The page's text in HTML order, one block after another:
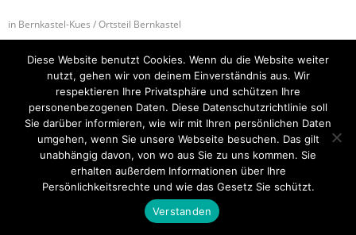
in Bernkastel-Kues / Ortsteil Bernkastel
B-2 BRANDMELDEANLAGE S1 – Einsatz nach Rücksprache
Startseite Einsätze Mitglied werden Über uns
Bilder
Kontakt
Theme byThink Up Themes Ltd. Powered byWordPress.
Diese Website benutzt Cookies. Wenn du die Website weiter
nutzt, gehen wir von deinem Einverständnis aus. Wir
respektieren Ihre Privatsphäre und schützen Ihre
personenbezogenen Daten. Diese Datenschutzrichtlinie soll
Sie darüber informieren, wie wir mit Ihren persönlichen Daten
umgehen, wenn Sie unsere Webseite besuchen. Das gilt
unabhängig davon, von wo aus Sie zu uns kommen. Sie
erhalten außerdem Informationen über Ihre
Persönlichkeitsrechte und wie das Gesetz Sie schützt.
Verstanden